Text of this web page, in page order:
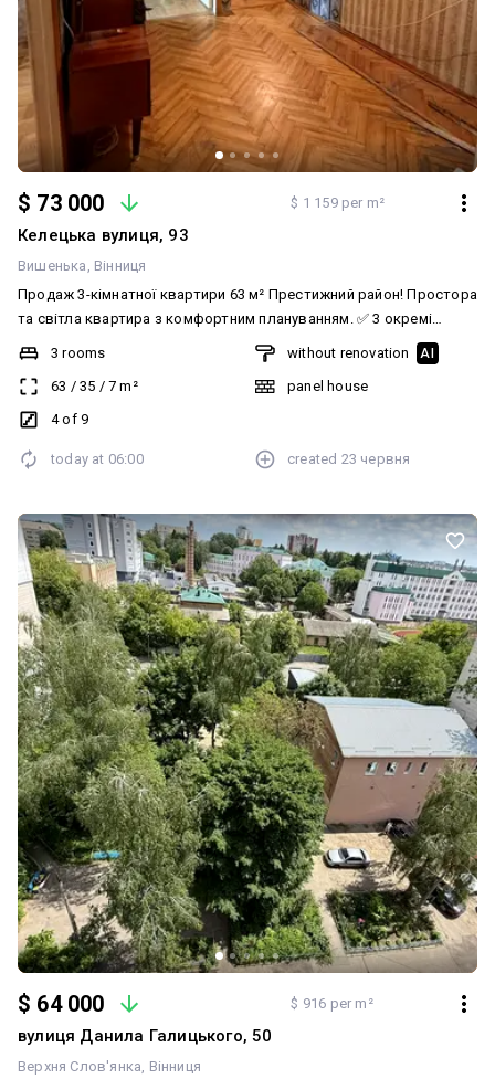
$ 73 000 $ 1 159 per m²
Келецька вулиця, 93
Вишенька Вінниця
Продаж 3-кімнатної квартири 63 м² Престижний район! Простора
та світла квартира з комфортним плануванням. ✅ 3 окремі
кімнати ✅ площа — 63 м² ✅ центральне газове опалення ✅
пластикові вікна ✅ затишна квартира для комфортного
проживання Зручне розташування, розвинена інфраструктура,
поруч усе необхідне. Чудовий варіант для сім’ї. Телефонуйте —
3 rooms
63 / 35 / 7 m²
4 of 9
without renovation AI
panel house
today at 06:00 created 23 червня
$ 64 000 $ 916 per m²
вулиця Данила Галицького, 50
Верхня Слов'янка Вінниця